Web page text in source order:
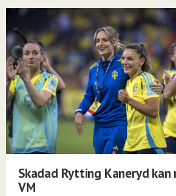
Skadad Rytting Kaneryd kan
VM